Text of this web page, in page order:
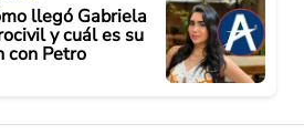
llegó Gabriela
y cuál es su
con Petro